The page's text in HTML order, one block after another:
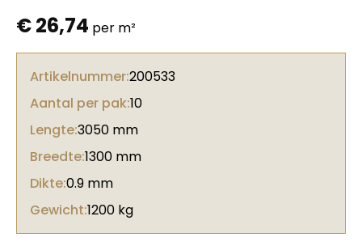
€26,74 per m²
Artikelnummer:200533
Aantal per pak:10
Lengte:3050 mm
Breedte:1300 mm
Dikte:0.9 mm
Gewicht:1200 kg